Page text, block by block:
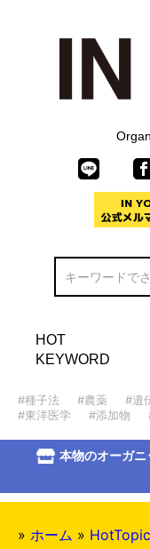
HOT
KEYWORD
#種子法 #農薬 #遺
#東洋医学
#添加物
本物のオーガ
» ホーム »